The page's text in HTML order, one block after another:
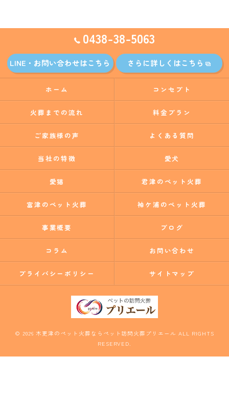
0438-38-5063
LINE・お問い合わせはこちら さらに詳しくはこちら
ホーム コンセプト
火葬までの流れ 料金プラン
ご家族様の声 よくある質問
当社の特徴 愛犬
愛猫 君津のペット火葬
富津のペット火葬 袖ケ浦のペット火葬
事業概要 ブログ
コラム お問い合わせ
プライバシーポリシー サイトマップ
© 2026 木更津のペット火葬ならペット訪問火葬プリエール ALL RIGHTS
RESERVED.